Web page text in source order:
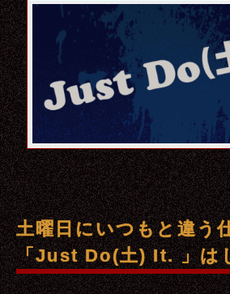
土曜日にいつもと違う
「Just Do(土) It. 」は